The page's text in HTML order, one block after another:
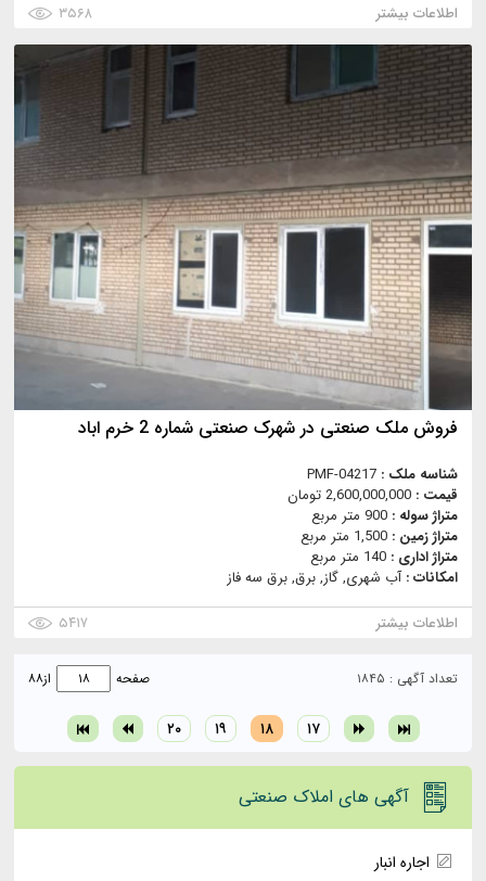
اطلاعات بیشتر
۳۵۶۸
فروش ملک صنعتی در شهرک صنعتی شماره 2 خرم اباد
شناسه ملک : PMF-04217
قیمت : 2,600,000,000 تومان
متراژ سوله : 900 متر مربع
متراژ زمین : 1,500 متر مربع
متراژ اداری : 140 متر مربع
امکانات :آب شهری, گاز, برق, برق سه فاز
اطلاعات بیشتر
۵۴۱۷
تعداد آگهی : ۱۸۴۵
۱۷ ۱۸ ۱۹ ۲۰
صفحه از۸۸
آگهی های املاک صنعتی
اجاره انبار